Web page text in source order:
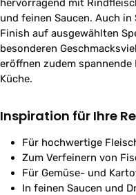
hervorragend mit
und feinen Saucen. Auch
Finish auf ausgewählten
besonderen
eröffnen zudem
Küche.
Inspiration für Ihre
Für hochwertige
Zum Verfeinern von
Für Gemüse- und
In feinen Saucen und